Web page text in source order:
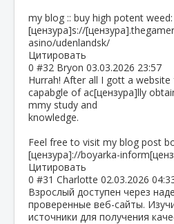
my blog :: buy high potent weed:
[цензура]s://
asino/udenlandsk/
Цитировать
0 #32 Bryon 03.03.2026 23:57
Hurrah! After all I gott a
capabgle of ac[цензура]lly
mmy study and
knowledge.
Feel free to visit my blog post
[цензура]://boyarka-
Цитировать
0 #31 Charlotte 02.03.2026
Взрослый доступен через
проверенные веб-сайты.
источники для получения